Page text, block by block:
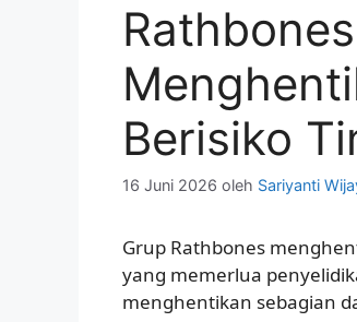
Berisiko
16 Juni 2026 oleh Sariyanti
Grup Rathbones
yang memerlua
menghentikan sebagian